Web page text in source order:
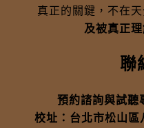
真正的關鍵，不在
及被真正
聯
預約諮詢與試
校址：台北市松山